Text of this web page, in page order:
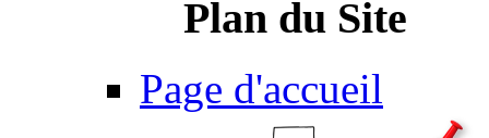
Plan du Site
Page d'accueil